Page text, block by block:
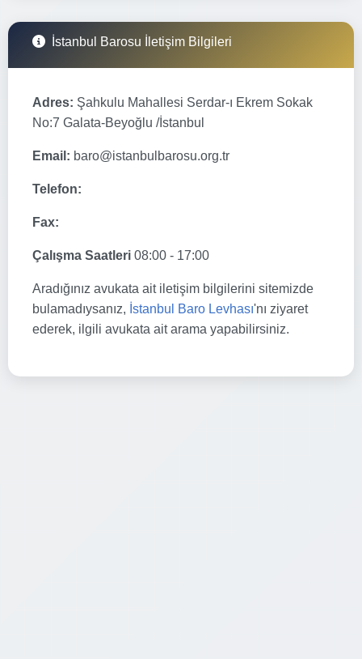
İstanbul Barosu İletişim Bilgileri
Adres: Şahkulu Mahallesi Serdar-ı Ekrem Sokak
No:7 Galata-Beyoğlu /İstanbul
Email: baro@istanbulbarosu.org.tr
Telefon:
Fax:
Çalışma Saatleri 08:00 - 17:00
Aradığınız avukata ait iletişim bilgilerini sitemizde
bulamadıysanız, İstanbul Baro Levhası'nı ziyaret
ederek, ilgili avukata ait arama yapabilirsiniz.